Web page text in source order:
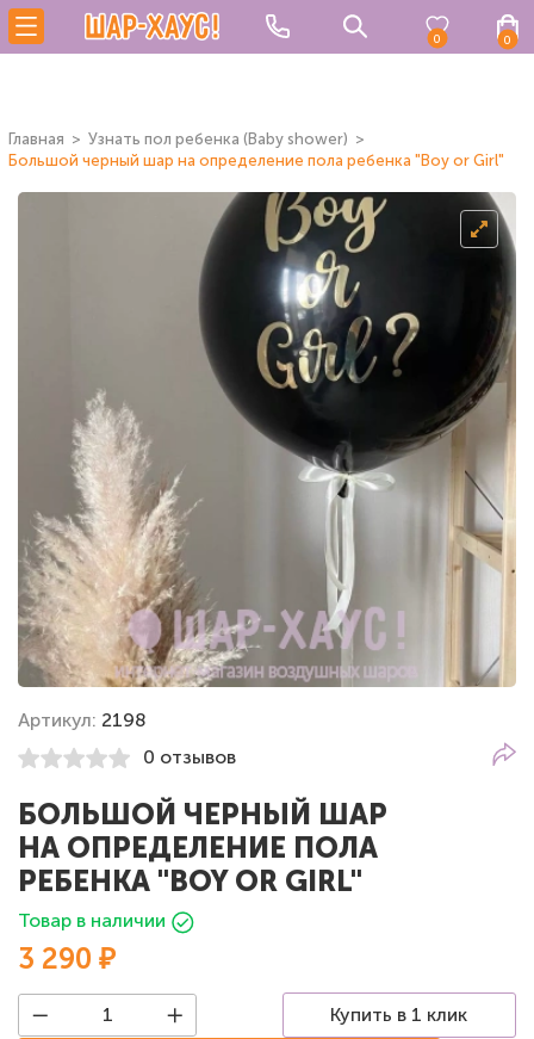
0 0
Главная
Узнать пол ребенка (Baby shower)
Большой черный шар на определение пола ребенка "Boy or Girl"
Артикул: 2198
0 отзывов
БОЛЬШОЙ ЧЕРНЫЙ ШАР
НА ОПРЕДЕЛЕНИЕ ПОЛА
РЕБЕНКА "BOY OR GIRL"
Товар в наличии
3 290 ₽
Купить в 1 клик